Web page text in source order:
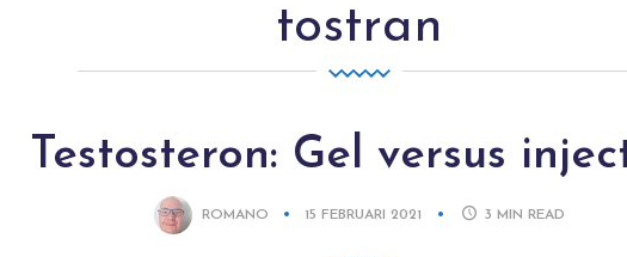
tostran
Testosteron: Gel versus
ROMANO 15 FEBRUARI 2021 3 MIN READ